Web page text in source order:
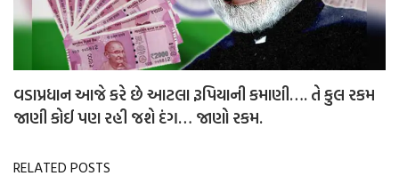
વડાપ્રધાન આજે કરે છે આટલા રૂપિયાની કમાણી…. તે કુલ રકમ
જાણી કોઈ પણ રહી જશે દંગ… જાણો રકમ.
RELATED POSTS